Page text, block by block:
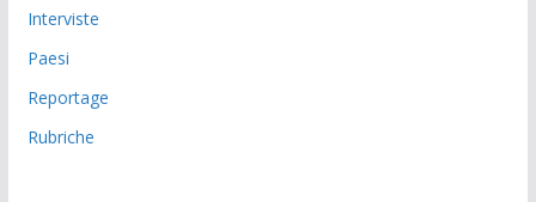
Interviste
Paesi
Reportage
Rubriche